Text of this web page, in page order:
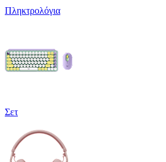
Πληκτρολόγια
Σετ